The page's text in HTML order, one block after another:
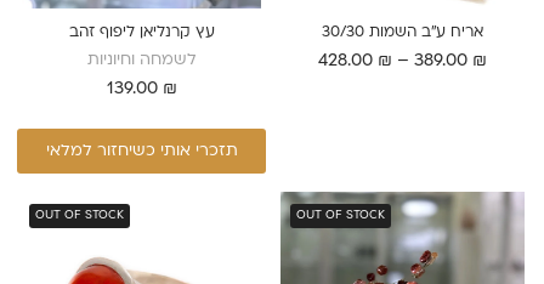
אריח ע"ב השמות 30/30
389.00 ₪
–
428.00 ₪
טווח
עץ קרנליאן ליפוף זהב
לשמחה וחיוניות
139.00 ₪
תזכרי אותי כשיחזור למלאי
OUT OF STOCK
OUT OF STOCK